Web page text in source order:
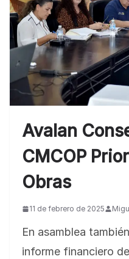
Avalan
CMCOP
Obras
11 de febrero de 2025
En asamblea
informe financiero